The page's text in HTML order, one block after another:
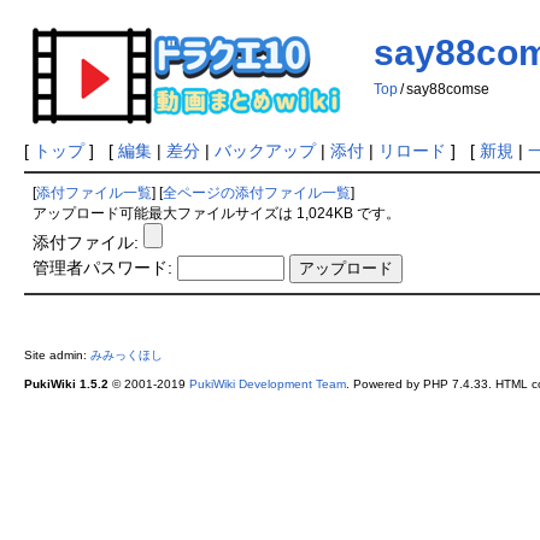
Top /say88comse
[ トップ] [ 編集| 差分| バックアップ| 添付| リロード ] [ 新規 |
添付ファイル一覧 全ページの添付ファイル一覧
アップロード可能最大ファイルサイズは 1,024KB です。
添付ファイル:
管理者パスワード:
Site admin: みみっくほし
PukiWiki 1.5.2 © 2001-2019 PukiWiki Development Team. Powered by PHP 7.4.33. HTML